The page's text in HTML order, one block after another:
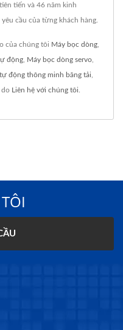
tiến và 46 năm kinh
cầu của từng khách hàng.
của chúng tôi Máy bọc dòng
động Máy bọc dòng servo
động thông minh băng tải
do Liên hệ với chúng tôi